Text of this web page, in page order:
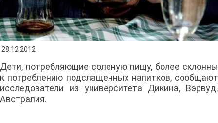
28.12.2012
Дети, потребляющие соленую пищу, более склонны
к потреблению подслащенных напитков, сообщают
исследователи из университета Дикина, Вэрвуд.
Австралия.